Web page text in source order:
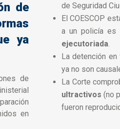
de
ya
de
en
de Seguridad
El COESCOP
a un policía es
ejecutoriada.
La detención
ya no son
La Corte
ultractivos (no
fueron